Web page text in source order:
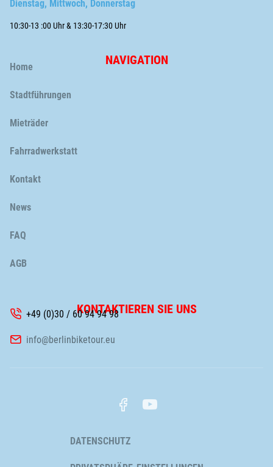
Dienstag, Mittwoch, Donnerstag
10:30-13 :00 Uhr & 13:30-17:30 Uhr
NAVIGATION
Navigation
Home
Stadtführungen
Mieträder
Fahrradwerkstatt
Navigation
Kontakt
News
FAQ
AGB
KONTAKTIEREN SIE UNS
+49 (0)30 / 60 94 94 98
info@berlinbiketour.eu
Navigation
DATENSCHUTZ